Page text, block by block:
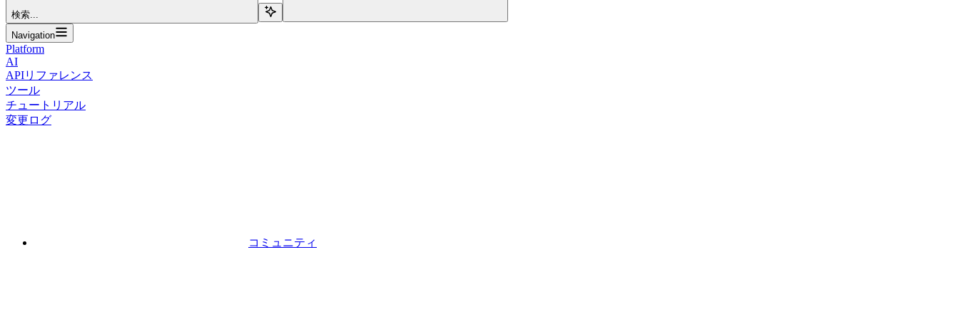
検索...
Navigation
Platform
AI
APIリファレンス
ツール
チュートリアル
変更ログ
コミュニティ